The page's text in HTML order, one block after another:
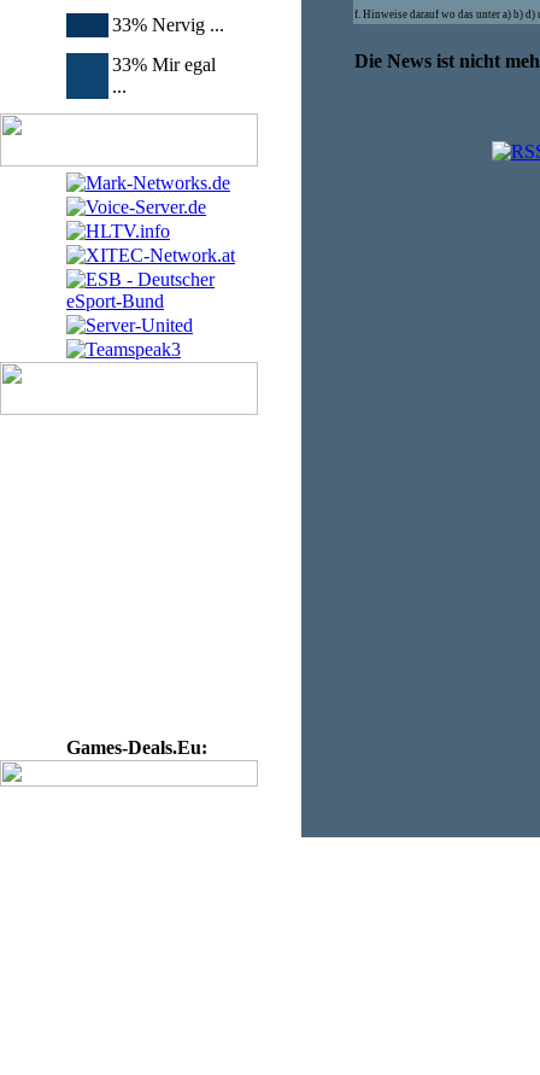
33% Nervig ...
33% Mir egal
...
Games-Deals.Eu:
f. Hinweise darauf wo das unter a) b)
Die News ist nicht